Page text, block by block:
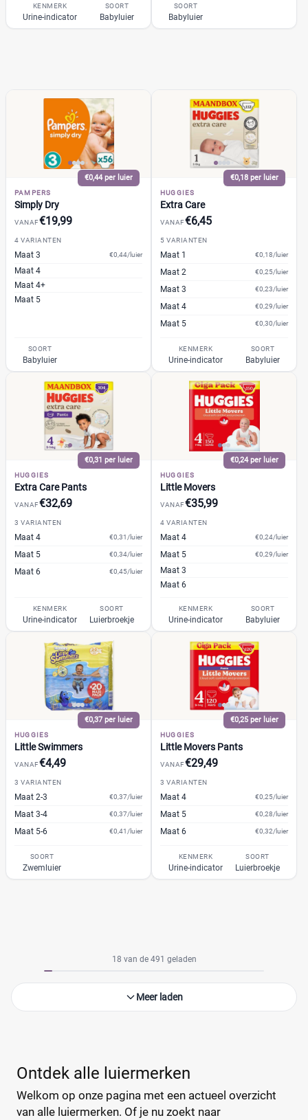
KENMERK
Urine-indicator
SOORT
Babyluier
SOORT
Babyluier
€0,44 per luier
PAMPERS
Simply Dry
VANAF€19,99
4 VARIANTEN
Maat 3 €0,44/luier
Maat 4
Maat 4+
Maat 5
SOORT
Babyluier
€0,18 per luier
HUGGIES
Extra Care
VANAF€6,45
5 VARIANTEN
Maat 1 €0,18/luier
Maat 2 €0,25/luier
Maat 3 €0,23/luier
Maat 4 €0,29/luier
Maat 5 €0,30/luier
KENMERK
Urine-indicator
SOORT
Babyluier
€0,31 per luier
HUGGIES
Extra Care Pants
VANAF€32,69
3 VARIANTEN
Maat 4 €0,31/luier
Maat 5 €0,34/luier
Maat 6 €0,45/luier
KENMERK
Urine-indicator
SOORT
Luierbroekje
€0,24 per luier
HUGGIES
Little Movers
VANAF€35,99
4 VARIANTEN
Maat 4 €0,24/luier
Maat 5 €0,29/luier
Maat 3
Maat 6
KENMERK
Urine-indicator
SOORT
Babyluier
€0,37 per luier
HUGGIES
Little Swimmers
VANAF€4,49
3 VARIANTEN
Maat 2-3 €0,37/luier
Maat 3-4 €0,37/luier
Maat 5-6 €0,41/luier
SOORT
Zwemluier
€0,25 per luier
HUGGIES
Little Movers Pants
VANAF€29,49
3 VARIANTEN
Maat 4 €0,25/luier
Maat 5 €0,28/luier
Maat 6 €0,32/luier
KENMERK
Urine-indicator
SOORT
Luierbroekje
18 van de 491 geladen
Meer laden
Ontdek alle luiermerken
Welkom op onze pagina met een actueel overzicht
van alle luiermerken. Of je nu zoekt naar